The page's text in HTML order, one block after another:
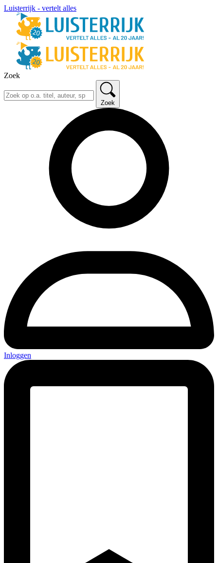
Luisterrijk - vertelt alles
Zoek
Zoek
Inloggen